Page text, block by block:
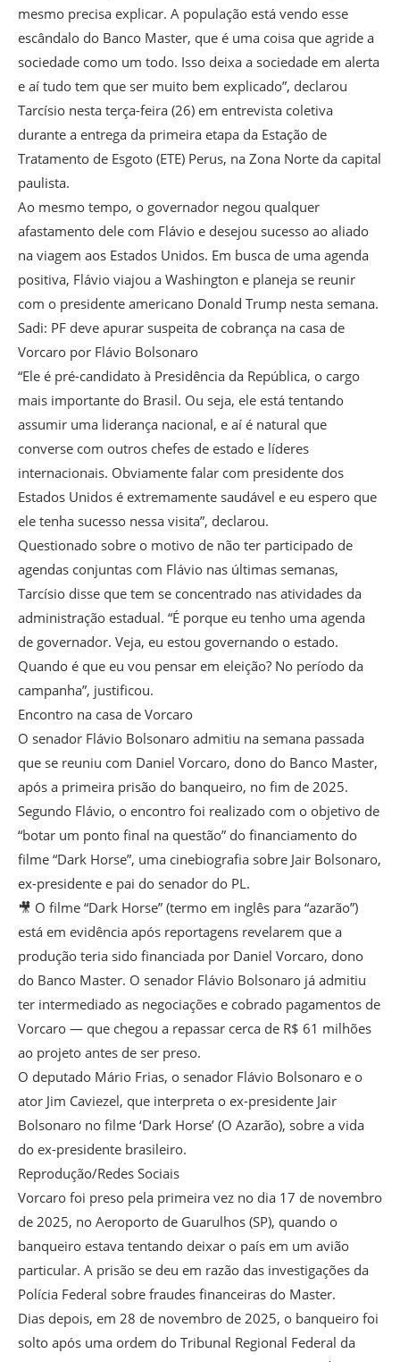
mesmo precisa explicar. A população está vendo esse
escândalo do Banco Master, que é uma coisa que agride a
sociedade como um todo. Isso deixa a sociedade em alerta
e aí tudo tem que ser muito bem explicado”, declarou
Tarcísio nesta terça-feira (26) em entrevista coletiva
durante a entrega da primeira etapa da Estação de
Tratamento de Esgoto (ETE) Perus, na Zona Norte da capital
paulista.
Ao mesmo tempo, o governador negou qualquer
afastamento dele com Flávio e desejou sucesso ao aliado
na viagem aos Estados Unidos. Em busca de uma agenda
positiva, Flávio viajou a Washington e planeja se reunir
com o presidente americano Donald Trump nesta semana.
Sadi: PF deve apurar suspeita de cobrança na casa de
Vorcaro por Flávio Bolsonaro
“Ele é pré-candidato à Presidência da República, o cargo
mais importante do Brasil. Ou seja, ele está tentando
assumir uma liderança nacional, e aí é natural que
converse com outros chefes de estado e líderes
internacionais. Obviamente falar com presidente dos
Estados Unidos é extremamente saudável e eu espero que
ele tenha sucesso nessa visita”, declarou.
Questionado sobre o motivo de não ter participado de
agendas conjuntas com Flávio nas últimas semanas,
Tarcísio disse que tem se concentrado nas atividades da
administração estadual. “É porque eu tenho uma agenda
de governador. Veja, eu estou governando o estado.
Quando é que eu vou pensar em eleição? No período da
campanha”, justificou.
Encontro na casa de Vorcaro
O senador Flávio Bolsonaro admitiu na semana passada
que se reuniu com Daniel Vorcaro, dono do Banco Master,
após a primeira prisão do banqueiro, no fim de 2025.
Segundo Flávio, o encontro foi realizado com o objetivo de
“botar um ponto final na questão” do financiamento do
filme “Dark Horse”, uma cinebiografia sobre Jair Bolsonaro,
ex-presidente e pai do senador do PL.
🎥 O filme “Dark Horse” (termo em inglês para “azarão”)
está em evidência após reportagens revelarem que a
produção teria sido financiada por Daniel Vorcaro, dono
do Banco Master. O senador Flávio Bolsonaro já admitiu
ter intermediado as negociações e cobrado pagamentos de
Vorcaro — que chegou a repassar cerca de R$ 61 milhões
ao projeto antes de ser preso.
O deputado Mário Frias, o senador Flávio Bolsonaro e o
ator Jim Caviezel, que interpreta o ex-presidente Jair
Bolsonaro no filme ‘Dark Horse’ (O Azarão), sobre a vida
do ex-presidente brasileiro.
Reprodução/Redes Sociais
Vorcaro foi preso pela primeira vez no dia 17 de novembro
de 2025, no Aeroporto de Guarulhos (SP), quando o
banqueiro estava tentando deixar o país em um avião
particular. A prisão se deu em razão das investigações da
Polícia Federal sobre fraudes financeiras do Master.
Dias depois, em 28 de novembro de 2025, o banqueiro foi
solto após uma ordem do Tribunal Regional Federal da